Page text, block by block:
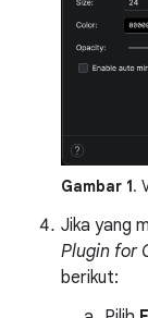
Gambar 1.
Jika yang
Plugin for
berikut: